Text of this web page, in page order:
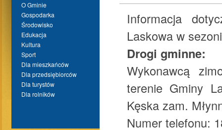
O Gminie
Gospodarka
Środowisko
Edukacja
Kultura
Sport
Dla mieszkańców
Dla przedsiębiorców
Dla turystów
Dla rolników
Informacja
Laskowa w
Drogi gminne:
Wykonawcą
terenie Gminy
Kęska zam.
Numer telefonu: